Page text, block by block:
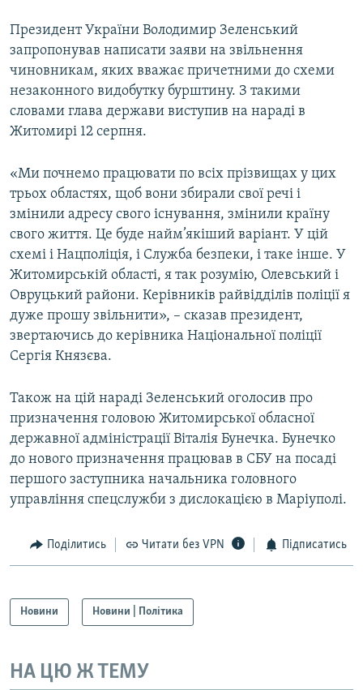
КТАТ
Усі сайти RFE/RL
Президент України Володимир Зеленський
запропонував написати заяви на звільнення
чиновникам, яких вважає причетними до схеми
незаконного видобутку бурштину. З такими
словами глава держави виступив на нараді в
Житомирі 12 серпня.
«Ми почнемо працювати по всіх прізвищах у цих
трьох областях, щоб вони збирали свої речі і
змінили адресу свого існування, змінили країну
свого життя. Це буде найм’якіший варіант. У цій
схемі і Нацполіція, і Служба безпеки, і таке інше. У
Житомирській області, я так розумію, Олевський і
Овруцький райони. Керівників райвідділів поліції я
дуже прошу звільнити», – сказав президент,
звертаючись до керівника Національної поліції
Сергія Князєва.
Також на цій нараді Зеленський оголосив про
призначення головою Житомирської обласної
державної адміністрації Віталія Бунечка. Бунечко
до нового призначення працював в СБУ на посаді
першого заступника начальника головного
управління спецслужби з дислокацією в Маріуполі.
Поділитись Читати без VPN Підписатись
Новини Новини | Політика
НА ЦЮ Ж ТЕМУ